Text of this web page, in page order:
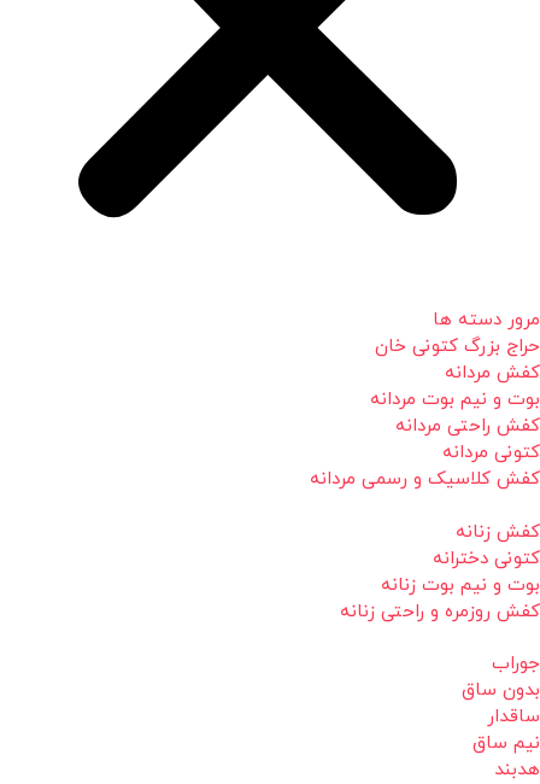
مرور دسته ها
حراج بزرگ کتونی خان
کفش مردانه
بوت و نیم بوت مردانه
کفش راحتی مردانه
کتونی مردانه
کفش کلاسیک و رسمی مردانه
کفش زنانه
کتونی دخترانه
بوت و نیم بوت زنانه
کفش روزمره و راحتی زنانه
جوراب
بدون ساق
ساقدار
نیم ساق
هدبند